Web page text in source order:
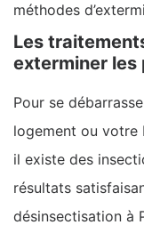
méthodes
Les
exterminer les
Pour se
logement ou votre
il existe des
résultats
désinsectisation à